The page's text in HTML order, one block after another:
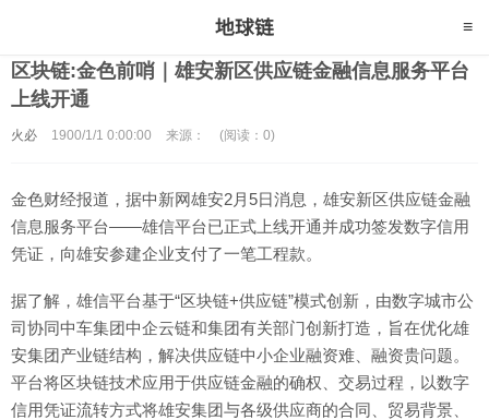
区块链:金色前哨｜雄安新区供应链金融信息服务平台
上线开通
火必 1900/1/1 0:00:00 来源： (阅读：0)
金色财经报道，据中新网雄安2月5日消息，雄安新区供应链金融
信息服务平台——雄信平台已正式上线开通并成功签发数字信用
凭证，向雄安参建企业支付了一笔工程款。
据了解，雄信平台基于“区块链+供应链”模式创新，由数字城市公
司协同中车集团中企云链和集团有关部门创新打造，旨在优化雄
安集团产业链结构，解决供应链中小企业融资难、融资贵问题。
平台将区块链技术应用于供应链金融的确权、交易过程，以数字
信用凭证流转方式将雄安集团与各级供应商的合同、贸易背景、